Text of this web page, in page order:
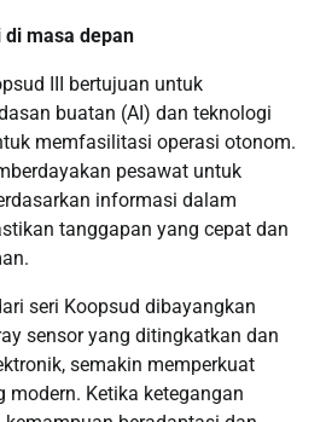
masa depan
III bertujuan untuk
buatan (AI) dan teknologi
memfasilitasi operasi otonom.
pesawat untuk
informasi dalam
tanggapan yang cepat dan
seri Koopsud dibayangkan
sensor yang ditingkatkan dan
semakin memperkuat
modern. Ketika ketegangan